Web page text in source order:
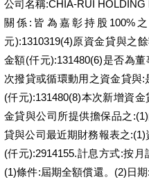
公司名稱:CHIA-RUI
關係:皆為嘉彰持股100%
元):1310319(4)原資金貸與之
金額(仟元):131480(6)是否為
次撥貸或循環動用之資金貸與
(仟元):131480(8)本次新增資
金貸與公司所提供擔保品之
貸與公司最近期財務報表之
(仟元):2914155.計息方式:按
(1)條件:屆期全額償還。(2)日